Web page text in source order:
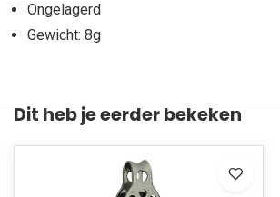
Ongelagerd
Gewicht: 8g
Dit heb je eerder bekeken